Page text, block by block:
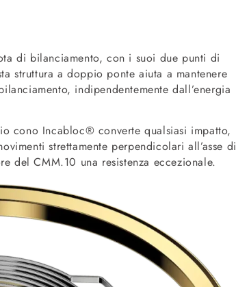
di bilanciamento, con i suoi due punti di
struttura a doppio ponte aiuta a mantenere
indipendentemente dall’energia
cono Incabloc® converte qualsiasi impatto,
strettamente perpendicolari all’asse di
del CMM.10 una resistenza eccezionale.